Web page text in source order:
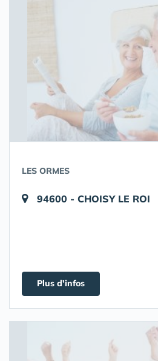
LES ORMES
94600 - CHOISY LE ROI
Plus d'infos